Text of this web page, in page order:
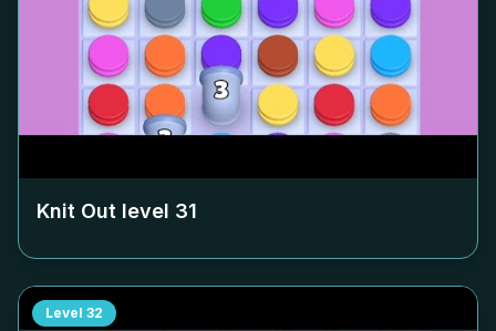
Knit Out level 31
Level 32